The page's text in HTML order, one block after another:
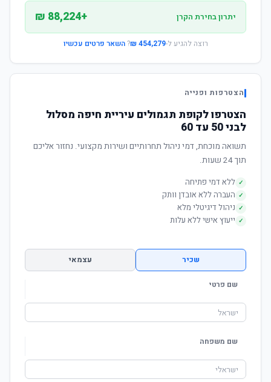
יתרון בחירת הקרן +88,224 ₪
רוצה להגיע ל-454,279 ₪
?השאר פרטים עכשיו
הצטרפות ופנייה
הצטרפו לקופת תגמולים עיריית חיפה מסלול
לבני 50 עד 60
תשואה מוכחת, דמי ניהול תחרותיים ושירות מקצועי. נחזור אליכם
תוך 24 שעות.
✓ ללא דמי פתיחה
✓ העברה ללא אובדן וותק
✓ ניהול דיגיטלי מלא
✓ ייעוץ אישי ללא עלות
שכיר עצמאי
שם פרטי
שם משפחה